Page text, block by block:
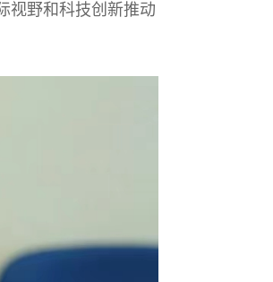
视野和科技创新推动